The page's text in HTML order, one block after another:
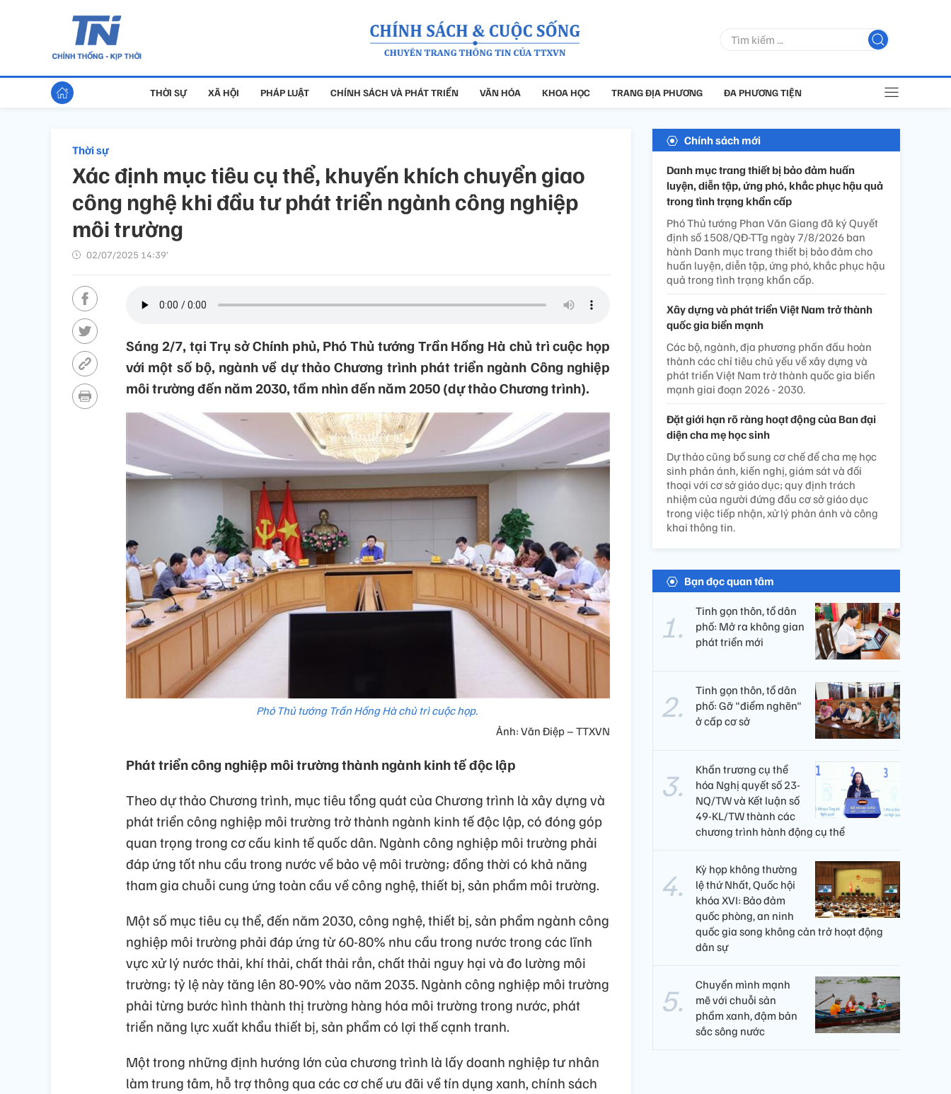
THỜI SỰ XÃ HỘI PHÁP LUẬT CHÍNH SÁCH VÀ PHÁT TRIỂN VĂN HÓA KHOA HỌC TRANG ĐỊA PHƯƠNG ĐA PHƯƠNG TIỆN
Thời sự
Xác định mục tiêu cụ thể, khuyến khích chuyển giao
công nghệ khi đầu tư phát triển ngành công nghiệp
môi trường
02/07/2025 14:39’
Sáng 2/7, tại Trụ sở Chính phủ, Phó Thủ tướng Trần Hồng Hà chủ trì cuộc họp
với một số bộ, ngành về dự thảo Chương trình phát triển ngành Công nghiệp
môi trường đến năm 2030, tầm nhìn đến năm 2050 (dự thảo Chương trình).
Phó Thủ tướng Trần Hồng Hà chủ trì cuộc họp.
Ảnh: Văn Điệp – TTXVN
Phát triển công nghiệp môi trường thành ngành kinh tế độc lập
Theo dự thảo Chương trình, mục tiêu tổng quát của Chương trình là xây dựng và
phát triển công nghiệp môi trường trở thành ngành kinh tế độc lập, có đóng góp
quan trọng trong cơ cấu kinh tế quốc dân. Ngành công nghiệp môi trường phải
đáp ứng tốt nhu cầu trong nước về bảo vệ môi trường; đồng thời có khả năng
tham gia chuỗi cung ứng toàn cầu về công nghệ, thiết bị, sản phẩm môi trường.
Một số mục tiêu cụ thể, đến năm 2030, công nghệ, thiết bị, sản phẩm ngành công
nghiệp môi trường phải đáp ứng từ 60-80% nhu cầu trong nước trong các lĩnh
vực xử lý nước thải, khí thải, chất thải rắn, chất thải nguy hại và đo lường môi
trường; tỷ lệ này tăng lên 80-90% vào năm 2035. Ngành công nghiệp môi trường
phải từng bước hình thành thị trường hàng hóa môi trường trong nước, phát
triển năng lực xuất khẩu thiết bị, sản phẩm có lợi thế cạnh tranh.
Một trong những định hướng lớn của chương trình là lấy doanh nghiệp tư nhân
làm trung tâm, hỗ trợ thông qua các cơ chế ưu đãi về tín dụng xanh, chính sách
Chính sách mới
Danh mục trang thiết bị bảo đảm huấn
luyện, diễn tập, ứng phó, khắc phục hậu quả
trong tình trạng khẩn cấp
Phó Thủ tướng Phan Văn Giang đã ký Quyết
định số 1508/QĐ-TTg ngày 7/8/2026 ban
hành Danh mục trang thiết bị bảo đảm cho
huấn luyện, diễn tập, ứng phó, khắc phục hậu
quả trong tình trạng khẩn cấp.
Xây dựng và phát triển Việt Nam trở thành
quốc gia biển mạnh
Các bộ, ngành, địa phương phấn đấu hoàn
thành các chỉ tiêu chủ yếu về xây dựng và
phát triển Việt Nam trở thành quốc gia biển
mạnh giai đoạn 2026 - 2030.
Đặt giới hạn rõ ràng hoạt động của Ban đại
diện cha mẹ học sinh
Dự thảo cũng bổ sung cơ chế để cha mẹ học
sinh phản ánh, kiến nghị, giám sát và đối
thoại với cơ sở giáo dục; quy định trách
nhiệm của người đứng đầu cơ sở giáo dục
trong việc tiếp nhận, xử lý phản ánh và công
khai thông tin.
Bạn đọc quan tâm
Tinh gọn thôn, tổ dân
phố: Mở ra không gian
phát triển mới
Tinh gọn thôn, tổ dân
phố: Gỡ "điểm nghẽn"
ở cấp cơ sở
Khẩn trương cụ thể
hóa Nghị quyết số 23-
NQ/TW và Kết luận số
49-KL/TW thành các
chương trình hành động cụ thể
Kỳ họp không thường
lệ thứ Nhất, Quốc hội
khóa XVI: Bảo đảm
quốc phòng, an ninh
quốc gia song không cản trở hoạt động
dân sự
Chuyển mình mạnh
mẽ với chuỗi sản
phẩm xanh, đậm bản
sắc sông nước